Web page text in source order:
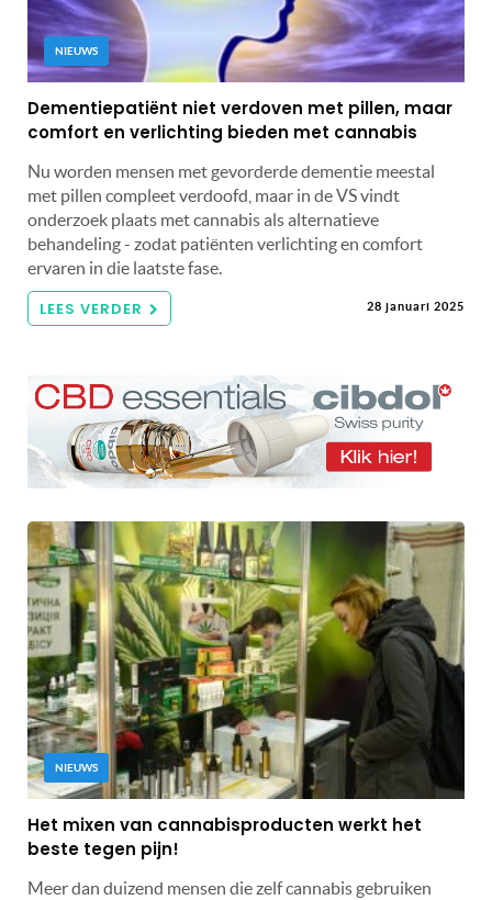
NIEUWS
Dementiepatiënt niet verdoven met pillen, maar
comfort en verlichting bieden met cannabis
Nu worden mensen met gevorderde dementie meestal
met pillen compleet verdoofd, maar in de VS vindt
onderzoek plaats met cannabis als alternatieve
behandeling - zodat patiënten verlichting en comfort
ervaren in die laatste fase.
LEES VERDER 28 januari 2025
NIEUWS
Het mixen van cannabisproducten werkt het
beste tegen pijn!
Meer dan duizend mensen die zelf cannabis gebruiken